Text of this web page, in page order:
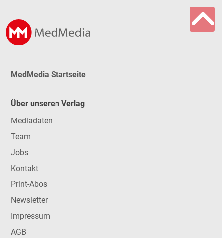
MedMedia Startseite
Über unseren Verlag
Mediadaten
Team
Jobs
Kontakt
Print-Abos
Newsletter
Impressum
AGB